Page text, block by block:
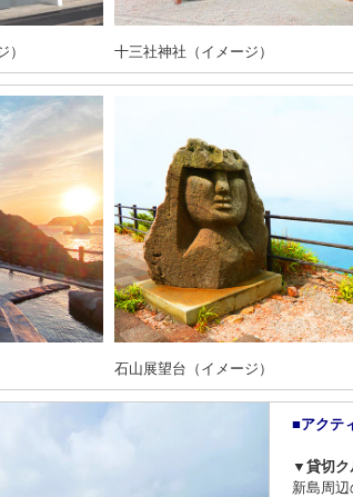
十三社神社（イメージ）
石山展望台（イメージ）
■アクテ
▼貸切ク
新島周